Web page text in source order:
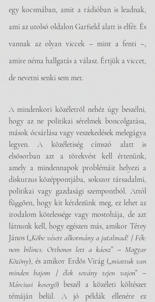
egy kocsmában, amit a rádióban is leadnak,
ami az utolsó oldalon Garfield alatt is elfér. És
vannak az olyan viccek – mint a fenti –,
amire néma hallgatás a válasz. Értjük a viccet,
de nevetni senki sem mer.
A mindenkori közéletről nehéz úgy beszélni,
hogy az ne politikai sérelmek boncolgatása,
mások ócsárlása vagy veszekedések melegágya
legyen. A közéletiség címszó alatt is
elsősorban azt a törekvést kell értenünk,
amely a mindennapok problémáit helyezi a
diskurzus középpontjába, sokszor társadalmi,
politikai vagy gazdasági szempontból. Attól
függően, hogy kit kérdezünk meg, ez lehet az
irodalom kötelessége vagy mostohája, de azt
látnunk kell, hogy egészen más, amikor Térey
János („Kőbe vésett alkotmány a jutalmad! / Fék:
nem bilincs. Otthonos lett a káosz” – Magyar
Közöny), és amikor Erdős Virág („miattuk van
minden bajom / élek sovány tejen vajon
Márciusi kesergő) beszél a közéleti költészet
témáján belül. A jó példák ellenére ez